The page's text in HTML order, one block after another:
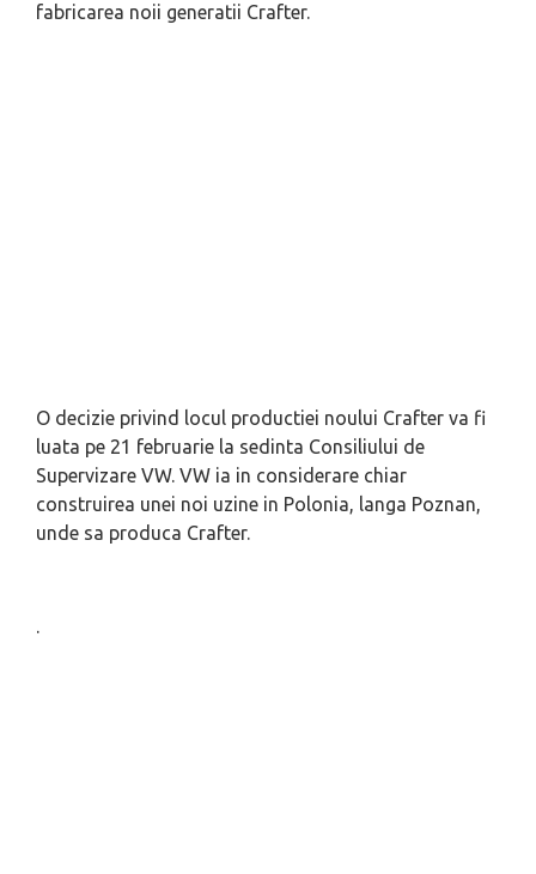
fabricarea noii generatii Crafter.
O decizie privind locul productiei noului Crafter va fi
luata pe 21 februarie la sedinta Consiliului de
Supervizare VW. VW ia in considerare chiar
construirea unei noi uzine in Polonia, langa Poznan,
unde sa produca Crafter.
.